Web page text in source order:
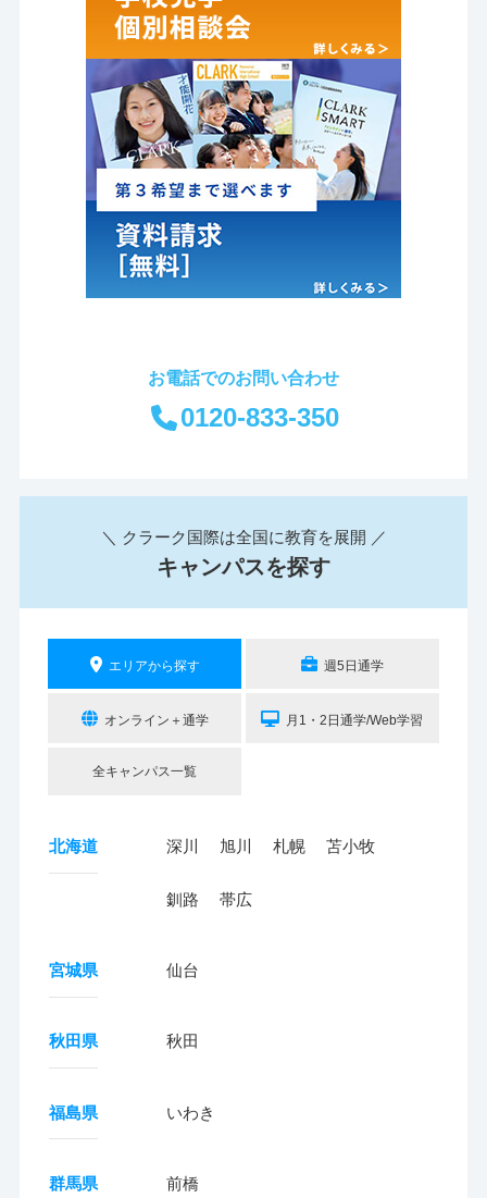
お電話でのお問い合わせ
0120-833-350
＼ クラーク国際は全国に教育を展開 ／
キャンパスを探す
エリアから探す 週5日通学
オンライン＋通学 月1・2日通学/Web学習
全キャンパス一覧
北海道 深川 旭川 札幌 苫小牧
釧路 帯広
宮城県 仙台
秋田県 秋田
福島県 いわき
群馬県 前橋